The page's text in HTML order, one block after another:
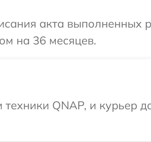
акта
на 36 месяцев.
QNAP, и курьер